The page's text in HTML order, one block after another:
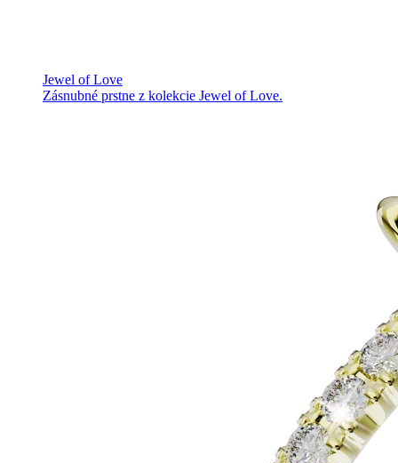
Jewel of Love
Zásnubné prstne z kolekcie Jewel of Love.